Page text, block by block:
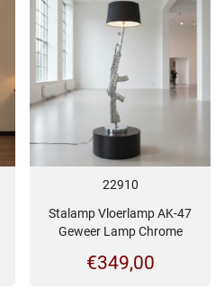
22910
Stalamp Vloerlamp AK-47
Geweer Lamp Chrome
€349,00